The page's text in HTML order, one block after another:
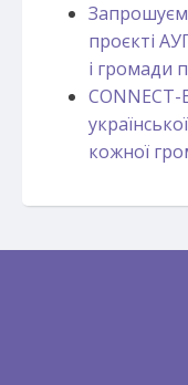
проєкті
і громади
кожної